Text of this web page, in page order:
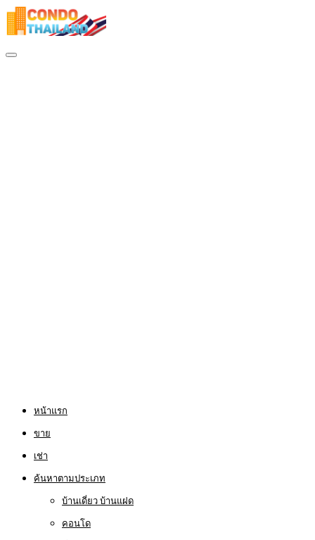
หน้าแรก
ขาย
เช่า
ค้นหาตามประเภท
บ้านเดี่ยว บ้านแฝด
คอนโด